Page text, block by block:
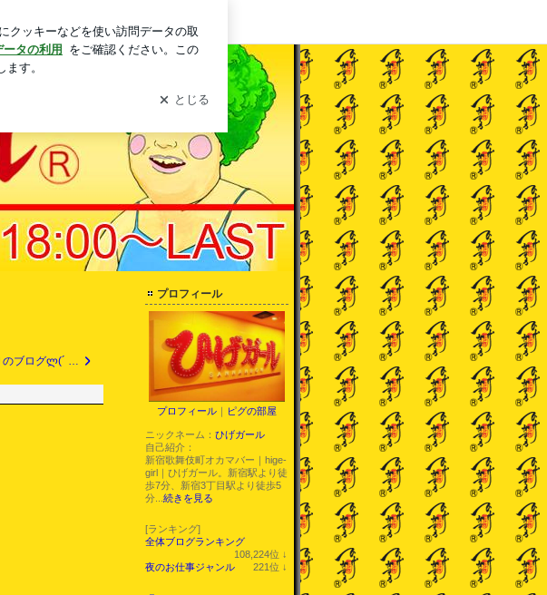
久しぶりのブログლ(´ ❥ `ლ)
プロフィール
プロフィール ｜ ピグの部屋
ニックネーム： ひげガール
自己紹介：
新宿歌舞伎町オカマバー｜hige-
girl｜ひげガール。新宿駅より徒
歩7分、新宿3丁目駅より徒歩5
分... 続きを見る
[ランキング]
全体ブログランキング
108,224位 ↓
夜のお仕事ジャンル 221位 ↓